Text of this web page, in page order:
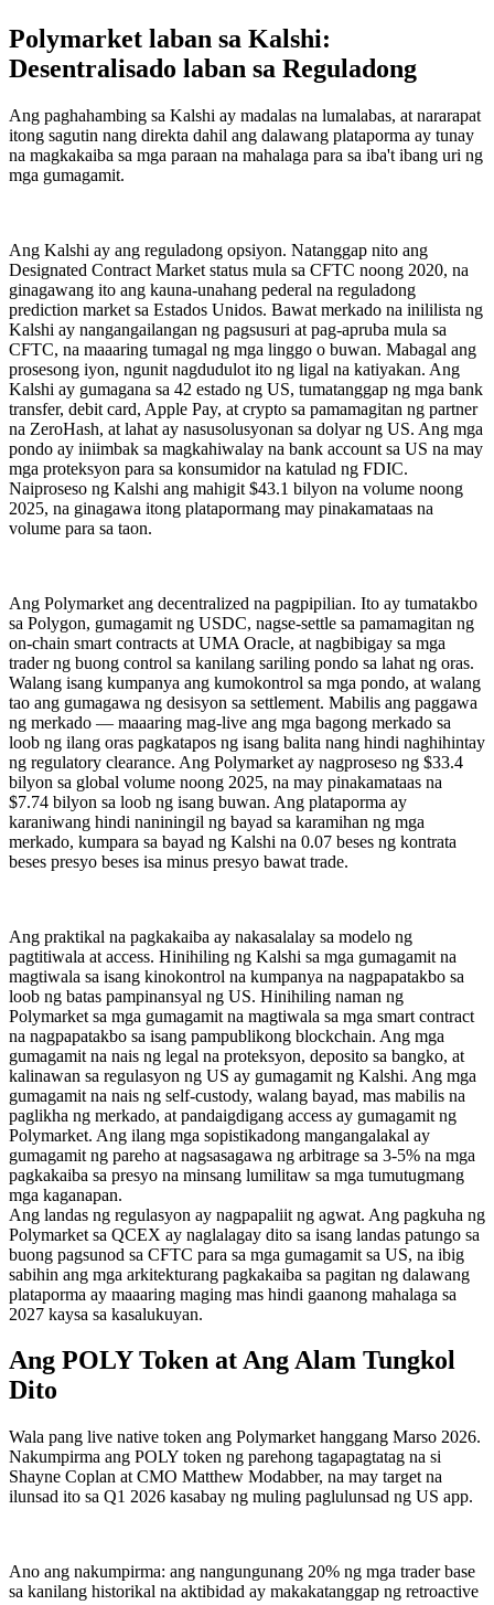
Polymarket laban sa Kalshi:
Desentralisado laban sa Reguladong
Ang paghahambing sa Kalshi ay madalas na lumalabas, at nararapat
itong sagutin nang direkta dahil ang dalawang plataporma ay tunay
na magkakaiba sa mga paraan na mahalaga para sa iba't ibang uri ng
mga gumagamit.
Ang Kalshi ay ang reguladong opsiyon. Natanggap nito ang
Designated Contract Market status mula sa CFTC noong 2020, na
ginagawang ito ang kauna-unahang pederal na reguladong
prediction market sa Estados Unidos. Bawat merkado na inililista ng
Kalshi ay nangangailangan ng pagsusuri at pag-apruba mula sa
CFTC, na maaaring tumagal ng mga linggo o buwan. Mabagal ang
prosesong iyon, ngunit nagdudulot ito ng ligal na katiyakan. Ang
Kalshi ay gumagana sa 42 estado ng US, tumatanggap ng mga bank
transfer, debit card, Apple Pay, at crypto sa pamamagitan ng partner
na ZeroHash, at lahat ay nasusolusyonan sa dolyar ng US. Ang mga
pondo ay iniimbak sa magkahiwalay na bank account sa US na may
mga proteksyon para sa konsumidor na katulad ng FDIC.
Naiproseso ng Kalshi ang mahigit $43.1 bilyon na volume noong
2025, na ginagawa itong platapormang may pinakamataas na
volume para sa taon.
Ang Polymarket ang decentralized na pagpipilian. Ito ay tumatakbo
sa Polygon, gumagamit ng USDC, nagse-settle sa pamamagitan ng
on-chain smart contracts at UMA Oracle, at nagbibigay sa mga
trader ng buong control sa kanilang sariling pondo sa lahat ng oras.
Walang isang kumpanya ang kumokontrol sa mga pondo, at walang
tao ang gumagawa ng desisyon sa settlement. Mabilis ang paggawa
ng merkado — maaaring mag-live ang mga bagong merkado sa
loob ng ilang oras pagkatapos ng isang balita nang hindi naghihintay
ng regulatory clearance. Ang Polymarket ay nagproseso ng $33.4
bilyon sa global volume noong 2025, na may pinakamataas na
$7.74 bilyon sa loob ng isang buwan. Ang plataporma ay
karaniwang hindi naniningil ng bayad sa karamihan ng mga
merkado, kumpara sa bayad ng Kalshi na 0.07 beses ng kontrata
beses presyo beses isa minus presyo bawat trade.
Ang praktikal na pagkakaiba ay nakasalalay sa modelo ng
pagtitiwala at access. Hinihiling ng Kalshi sa mga gumagamit na
magtiwala sa isang kinokontrol na kumpanya na nagpapatakbo sa
loob ng batas pampinansyal ng US. Hinihiling naman ng
Polymarket sa mga gumagamit na magtiwala sa mga smart contract
na nagpapatakbo sa isang pampublikong blockchain. Ang mga
gumagamit na nais ng legal na proteksyon, deposito sa bangko, at
kalinawan sa regulasyon ng US ay gumagamit ng Kalshi. Ang mga
gumagamit na nais ng self-custody, walang bayad, mas mabilis na
paglikha ng merkado, at pandaigdigang access ay gumagamit ng
Polymarket. Ang ilang mga sopistikadong mangangalakal ay
gumagamit ng pareho at nagsasagawa ng arbitrage sa 3-5% na mga
pagkakaiba sa presyo na minsang lumilitaw sa mga tumutugmang
mga kaganapan.
Ang landas ng regulasyon ay nagpapaliit ng agwat. Ang pagkuha ng
Polymarket sa QCEX ay naglalagay dito sa isang landas patungo sa
buong pagsunod sa CFTC para sa mga gumagamit sa US, na ibig
sabihin ang mga arkitekturang pagkakaiba sa pagitan ng dalawang
plataporma ay maaaring maging mas hindi gaanong mahalaga sa
2027 kaysa sa kasalukuyan.
Ang POLY Token at Ang Alam Tungkol
Dito
Wala pang live native token ang Polymarket hanggang Marso 2026.
Nakumpirma ang POLY token ng parehong tagapagtatag na si
Shayne Coplan at CMO Matthew Modabber, na may target na
ilunsad ito sa Q1 2026 kasabay ng muling paglulunsad ng US app.
Ano ang nakumpirma: ang nangungunang 20% ng mga trader base
sa kanilang historikal na aktibidad ay makakatanggap ng retroactive